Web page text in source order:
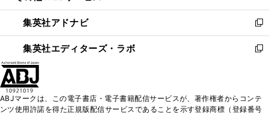
開
く
ウ
で
開
く
ン
ド
ウ
で
ウ
ィ
ン
ド
く
集英社アドナビ
新
し
い
ド
集英社エディターズ・ラボ
新
ィ
ABJマークは、この電子書店・電子書籍配信サービスが、著作権者からコンテ
ンツ使用許諾を得た正規版配信サービスであることを示す登録商標（登録番号